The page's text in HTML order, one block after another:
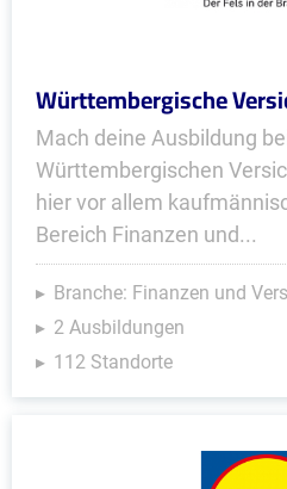
Württembergische
Mach deine Ausbildung
Württembergischen
hier vor allem
Bereich Finanzen und...
Branche: Finanzen und
2 Ausbildungen
112 Standorte